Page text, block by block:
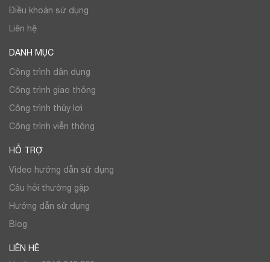
Điều khoản sử dụng
Liên hệ
DANH MỤC
Công trình dân dụng
Công trình giao thông
Công trình thủy lợi
Công trình viễn thông
HỖ TRỢ
Video hướng dẫn sử dụng
Câu hỏi thường gặp
Hướng dẫn sử dụng
Blog
LIÊN HỆ